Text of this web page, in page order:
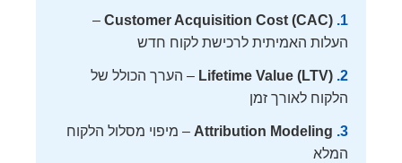
1.
Customer Acquisition Cost (CAC)
–
העלות האמיתית לרכישת לקוח חדש
2.
Lifetime Value (LTV) – הערך הכולל של
הלקוח לאורך זמן
3.
Attribution Modeling – מיפוי מסלול הלקוח
המלא